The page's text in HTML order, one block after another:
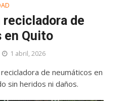
recicladora de
en Quito
1 abril, 2026
de neumáticos en
sin heridos ni daños.